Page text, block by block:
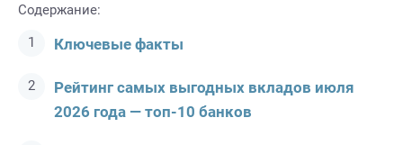
Содержание:
Ключевые факты
Рейтинг самых выгодных вкладов июля
2026 года — топ-10 банков